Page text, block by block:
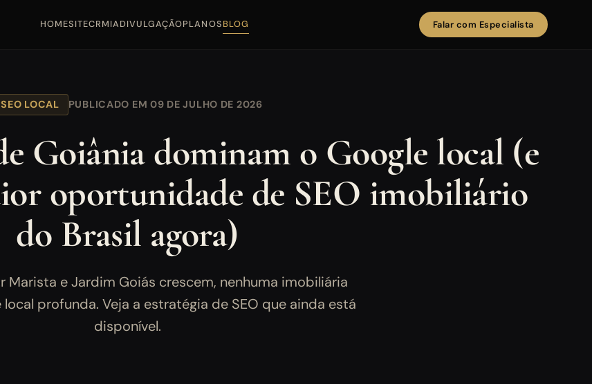
HOMESITECRMIADIVULGAÇÃOPLANOSBLOG Falar com Especialista
SEO LOCAL PUBLICADO EM 09 DE JULHO DE 2026
Goiânia dominam o Google local (e
oportunidade de SEO imobiliário
do Brasil agora)
Marista e Jardim Goiás crescem, nenhuma imobiliária
profunda. Veja a estratégia de SEO que ainda está
disponível.